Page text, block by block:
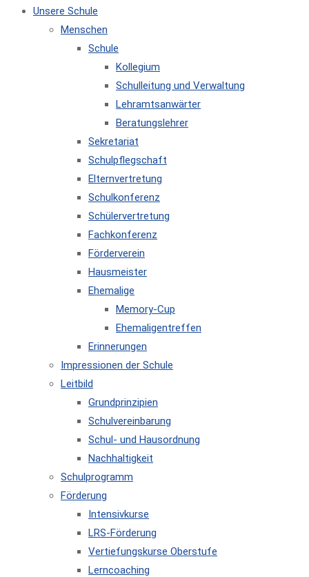
Unsere Schule
Menschen
Schule
Kollegium
Schulleitung und Verwaltung
Lehramtsanwärter
Beratungslehrer
Sekretariat
Schulpflegschaft
Elternvertretung
Schulkonferenz
Schülervertretung
Fachkonferenz
Förderverein
Hausmeister
Ehemalige
Memory-Cup
Ehemaligentreffen
Erinnerungen
Impressionen der Schule
Leitbild
Grundprinzipien
Schulvereinbarung
Schul- und Hausordnung
Nachhaltigkeit
Schulprogramm
Förderung
Intensivkurse
LRS-Förderung
Vertiefungskurse Oberstufe
Lerncoaching